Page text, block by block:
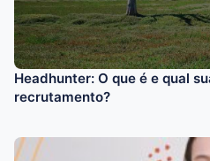
Headhunter: O que é e qual
recrutamento?